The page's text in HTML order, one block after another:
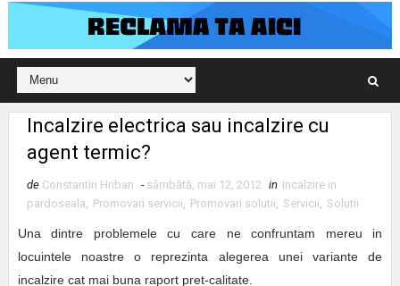
Incalzire electrica sau incalzire cu
agent termic?
de Constantin Hriban - sâmbătă, mai 12, 2012 in Incalzire in
pardoseala, Promovari servicii, Promovari solutii, Servicii, Solutii
Una dintre problemele cu care ne confruntam mereu in
locuintele noastre o reprezinta alegerea unei variante de
incalzire cat mai buna raport pret-calitate.